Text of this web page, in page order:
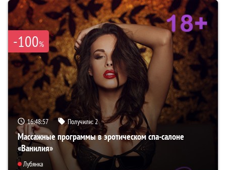
-100%
16:48:55 Получили:2
Массажные программы в эротическом спа-салоне
«Ванилия»
Лубянка